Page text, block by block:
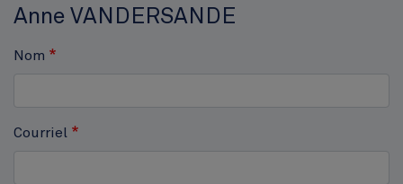
Anne VANDERSANDE
Nom
Courriel